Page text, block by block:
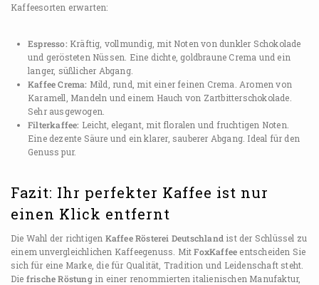
Kaffeesorten erwarten:
Espresso: Kräftig, vollmundig, mit Noten von dunkler Schokolade
und gerösteten Nüssen. Eine dichte, goldbraune Crema und ein
langer, süßlicher Abgang.
Kaffee Crema: Mild, rund, mit einer feinen Crema. Aromen von
Karamell, Mandeln und einem Hauch von Zartbitterschokolade.
Sehr ausgewogen.
Filterkaffee: Leicht, elegant, mit floralen und fruchtigen Noten.
Eine dezente Säure und ein klarer, sauberer Abgang. Ideal für den
Genuss pur.
Fazit: Ihr perfekter Kaffee ist nur
einen Klick entfernt
Die Wahl der richtigen Kaffee Rösterei Deutschland ist der Schlüssel zu
einem unvergleichlichen Kaffeegenuss. MitFoxKaffee entscheiden Sie
sich für eine Marke, die für Qualität, Tradition und Leidenschaft steht.
Die frische Röstungin einer renommierten italienischen Manufaktur,